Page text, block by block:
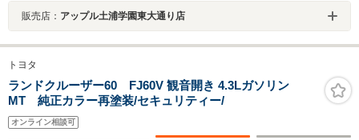
販売店： アップル土浦学園東大通り店
トヨタ
ランドクルーザー60 FJ60V 観音開き 4.3Lガソリン
MT 純正カラー再塗装/セキュリティー/
オンライン相談可